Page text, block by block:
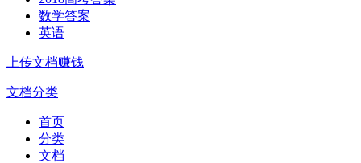
数学答案
英语
上传文档赚钱
文档分类
首页
分类
文档